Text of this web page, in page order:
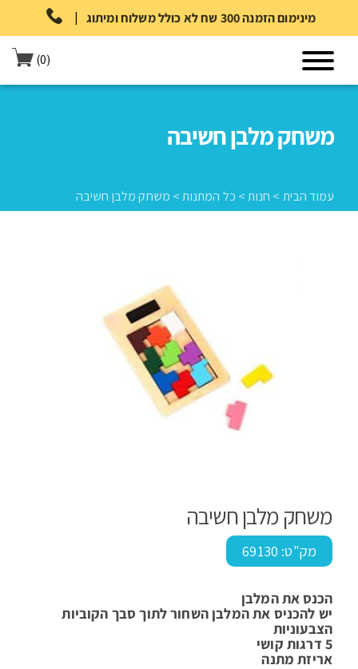
| מינימום הזמנה 300 שח לא כולל משלוח ומיתוג
(0)
משחק מלבן חשיבה
עמוד הבית > חנות> כל המתנות> משחק מלבן חשיבה
משחק מלבן חשיבה
מק"ט: 69130
הכנס את המלבן
יש להכניס את המלבן השחור לתוך סבך הקוביות
הצבעוניות
5 דרגות קושי
אריזת מתנה